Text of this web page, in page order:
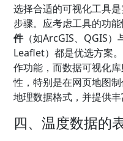
选择合适的可视化工具
步骤。应考虑工具的功能
件（如ArcGIS、QGIS）
Leaflet）都是优选方案
作功能，而数据可视化
性，特别是在网页地图
地理数据格式，并提供丰
四、温度数据的